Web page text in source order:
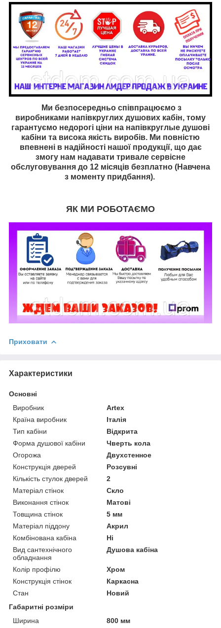
Ми безпосередньо співпрацюємо з
виробниками напівкруглих душових кабін, тому
гарантуємо недорогі ціни на напівкруглые душові
кабіни та висока якість виробів. Ми повністю
впевнені в надійності нашої продукції, що дає
змогу нам надавати тривале сервісне
обслуговування до 12 місяців безплатно (Навчена
з моменту придбання).
ЯК МИ РОБОТАЄМО
Приховати
Характеристики
Основні
Виробник
Artex
Країна виробник
Італія
Тип кабіни
Відкрита
Форма душової кабіни
Чверть кола
Огорожа
Двухстенное
Конструкція дверей
Розсувні
Кількість стулок дверей
2
Матеріал стінок
Скло
Виконання стінок
Матові
Товщина стінок
5 мм
Матеріал піддону
Акрил
Комбінована кабіна
Ні
Вид сантехнічного
обладнання
Душова кабіна
Колір профілю
Хром
Конструкція стінок
Каркасна
Стан
Новий
Габаритні розміри
Ширина
800 мм